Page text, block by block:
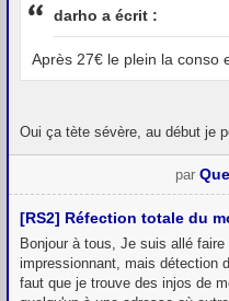
darho a écrit :
Après 27€ le plein la conso
Oui ça tète sévère, au début je
par
[RS2] Réfection totale du
Bonjour à tous, Je suis allé
impressionnant, mais détection
faut que je trouve des injos de